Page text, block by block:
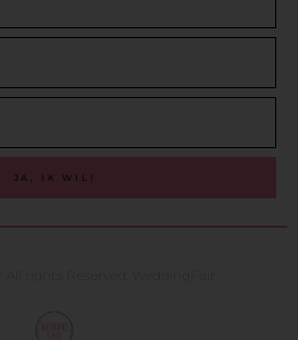
JA, IK WIL!